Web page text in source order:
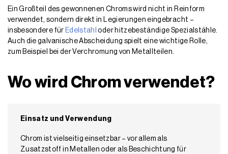
Ein Großteil des gewonnenen Chroms wird nicht in Reinform
verwendet, sondern direkt in Legierungen eingebracht –
insbesondere für Edelstahl oder hitzebeständige Spezialstähle.
Auch die galvanische Abscheidung spielt eine wichtige Rolle,
zum Beispiel bei der Verchromung von Metallteilen.
Wo wird Chrom verwendet?
Einsatz und Verwendung
Chrom ist vielseitig einsetzbar – vor allem als
Zusatzstoff in Metallen oder als Beschichtung für